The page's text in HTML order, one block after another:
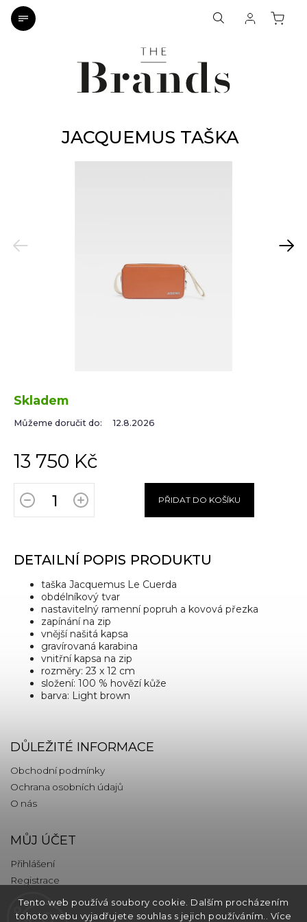
Tento web používá soubory cookie. Dalším procházením
tohoto webu vyjadřujete souhlas s jejich používáním.. Více
JACQUEMUS TAŠKA
Previous Next
13 750 Kč
Skladem
Můžeme doručit do: 12.8.2026
PŘIDAT DO KOŠÍKU
DETAILNÍ POPIS PRODUKTU
taška Jacquemus Le Cuerda
obdélníkový tvar
nastavitelný ramenní popruh a kovová přezka
zapínání na zip
vnější našitá kapsa
gravírovaná karabina
vnitřní kapsa na zip
rozměry: 23 x 12 cm
složení: 100 % hovězí kůže
barva: Light brown
DŮLEŽITÉ INFORMACE
Obchodní podmínky
Ochrana osobních údajů
O nás
MŮJ ÚČET
Přihlášení
Registrace
KONTAKT